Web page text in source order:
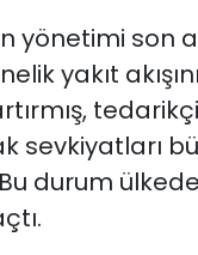
yönetimi son
yakıt
sevkiyatları
durum